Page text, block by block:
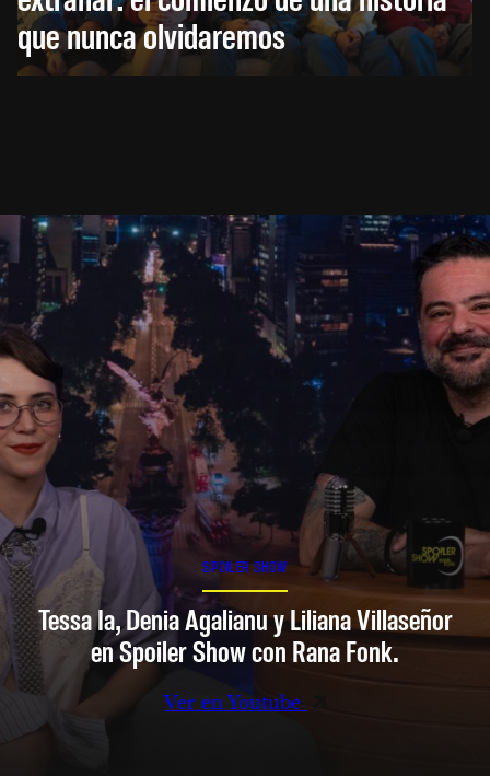
que nunca olvidaremos
SPOILER SHOW
Tessa Ia, Denia Agalianu y Liliana Villaseñor
en Spoiler Show con Rana Fonk.
Ver en Youtube